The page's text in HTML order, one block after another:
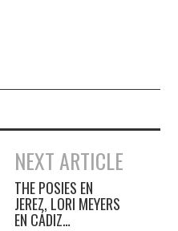
NEXT ARTICLE
THE POSIES EN
JEREZ, LORI MEYERS
EN CÁDIZ…